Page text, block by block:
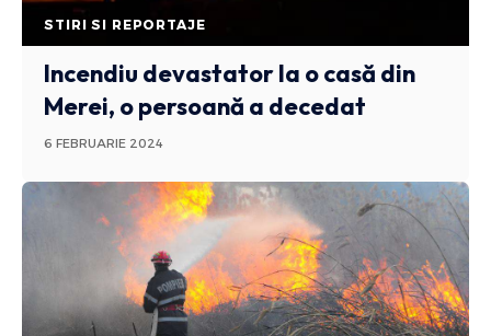
STIRI SI REPORTAJE
Incendiu devastator la o casă din
Merei, o persoană a decedat
6 FEBRUARIE 2024